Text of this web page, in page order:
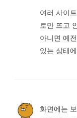
여러 사이
로만 뜨고
아니면 예
있는 상태
화면에는